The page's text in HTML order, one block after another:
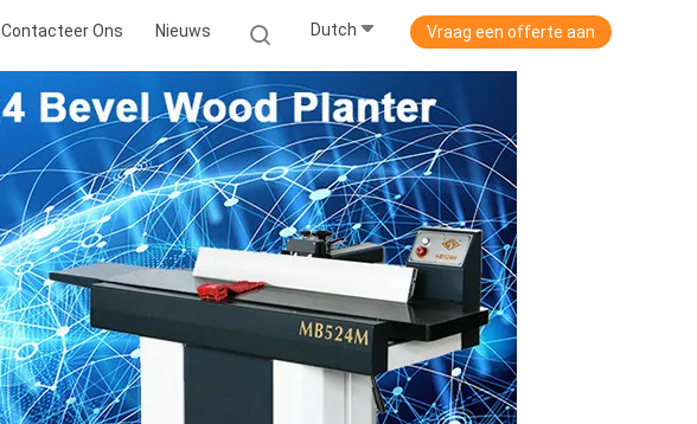
Contacteer Ons Nieuws Dutch Vraag een offerte aan